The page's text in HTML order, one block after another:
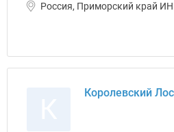
Россия, Приморский край
Королевский